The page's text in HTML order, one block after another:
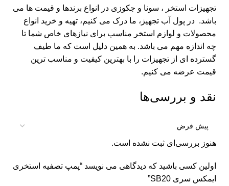
تجهیزات استخر ، سونا و جکوزی در انواع برندها و قیمت ها می
باشد. در پول آب تجهیز، ما درک می کنیم، تهیه و خرید انواع
محصولات و لوازم استخر مناسب برای نیازهای خاص شما تا
چه اندازه مهم می باشد. به همین دلیل است که ما طیف
گسترده ای از تجهیزات را با بهترین کیفیت و مناسب ترین
قیمت عرضه می کنیم.
نقد و بررسی‌ها
هنوز بررسی‌ای ثبت نشده است.
اولین کسی باشید که دیدگاهی می نویسد “پمپ تصفیه استخری
ایمکس سری SB20”